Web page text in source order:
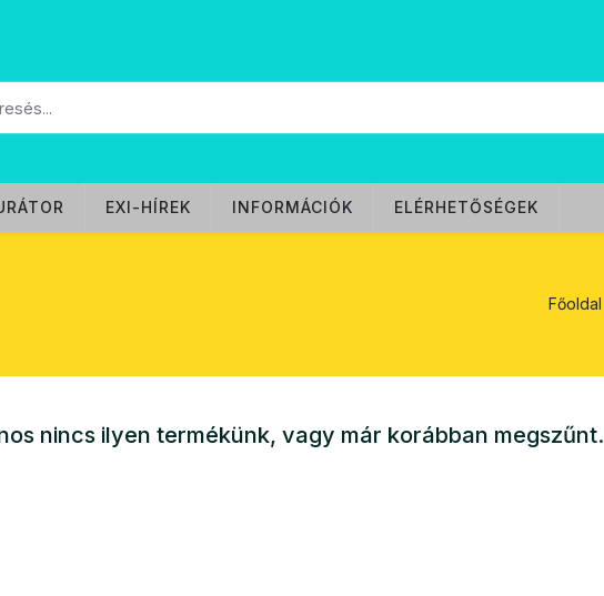
EXI-HÍREK INFORMÁCIÓK ELÉRHETŐSÉGEK
Főoldal
nincs ilyen termékünk, vagy már korábban megszűnt.